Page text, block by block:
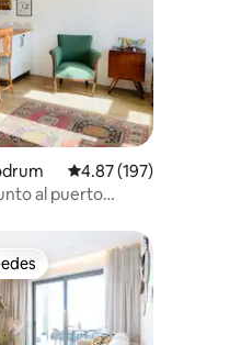
evaluacionesCalificación promedio:
4.87 (197)
al puerto